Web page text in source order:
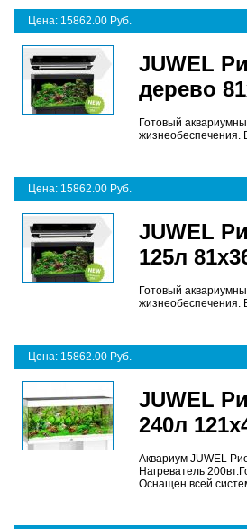
Цена: 15862.00 Руб.
JUWEL
дерево
Готовый
жизнеобеспечения.
Цена: 15862.00 Руб.
JUWEL
125л
Готовый
жизнеобеспечения.
Цена: 15862.00 Руб.
JUWEL
240л
Аквариум JUWEL
Нагреватель
Оснащен всей